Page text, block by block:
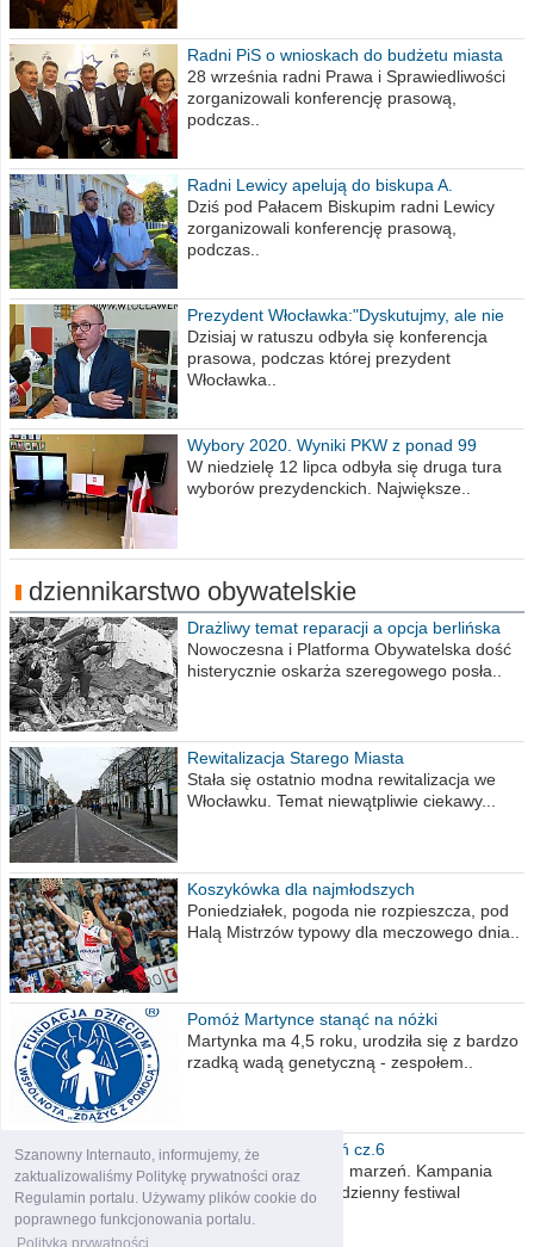
Szanowny Internauto, informujemy, że
zaktualizowaliśmy Politykę prywatności oraz
Regulamin portalu. Używamy plików cookie do
poprawnego funkcjonowania portalu.
Polityka prywatności
Radni PiS o wnioskach do budżetu miasta
na 2021 rok
28 września radni Prawa i Sprawiedliwości
zorganizowali konferencję prasową,
podczas..
Radni Lewicy apelują do biskupa A.
Wiesława Meringa
Dziś pod Pałacem Biskupim radni Lewicy
zorganizowali konferencję prasową,
podczas..
Prezydent Włocławka:"Dyskutujmy, ale nie
obrażajmy się”
Dzisiaj w ratuszu odbyła się konferencja
prasowa, podczas której prezydent
Włocławka..
Wybory 2020. Wyniki PKW z ponad 99
procent obwodów
W niedzielę 12 lipca odbyła się druga tura
wyborów prezydenckich. Największe..
dziennikarstwo obywatelskie
Drażliwy temat reparacji a opcja berlińska
Nowoczesna i Platforma Obywatelska dość
histerycznie oskarża szeregowego posła..
Rewitalizacja Starego Miasta
Stała się ostatnio modna rewitalizacja we
Włocławku. Temat niewątpliwie ciekawy...
Koszykówka dla najmłodszych
Poniedziałek, pogoda nie rozpieszcza, pod
Halą Mistrzów typowy dla meczowego dnia..
Pomóż Martynce stanąć na nóżki
Martynka ma 4,5 roku, urodziła się z bardzo
rzadką wadą genetyczną - zespołem..
Polska moich marzeń cz.6
Nadszedł kres moich marzeń. Kampania
wyborcza czyli niecodzienny festiwal
obietnic,..